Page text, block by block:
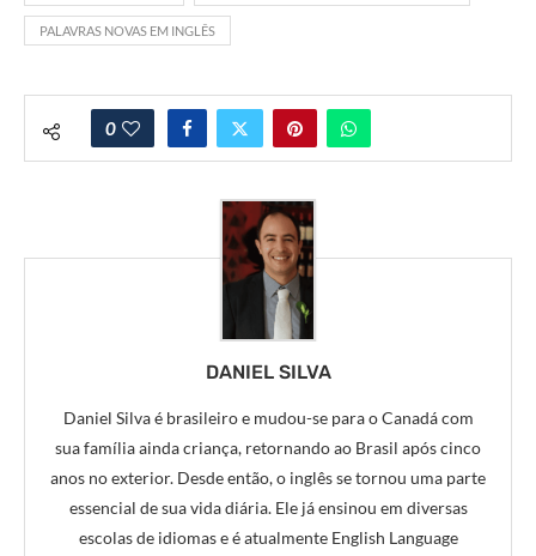
PALAVRAS NOVAS EM INGLÊS
0
DANIEL SILVA
Daniel Silva é brasileiro e mudou-se para o Canadá com
sua família ainda criança, retornando ao Brasil após cinco
anos no exterior. Desde então, o inglês se tornou uma parte
essencial de sua vida diária. Ele já ensinou em diversas
escolas de idiomas e é atualmente English Language